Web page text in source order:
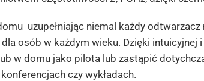
uzupełniając niemal każdy
osób w każdym wieku. Dzięki intuicyjnej
w domu jako pilota lub zastąpić
czy wykładach.